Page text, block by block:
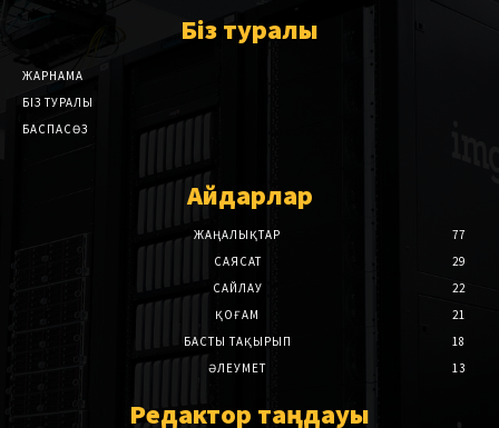
Біз туралы
ЖАРНАМА
БІЗ ТУРАЛЫ
БАСПАСӨЗ
Айдарлар
ЖАҢАЛЫҚТАР
77
САЯСАТ
29
САЙЛАУ
22
ҚОҒАМ
21
БАСТЫ ТАҚЫРЫП
18
ӘЛЕУМЕТ
13
Редактор таңдауы